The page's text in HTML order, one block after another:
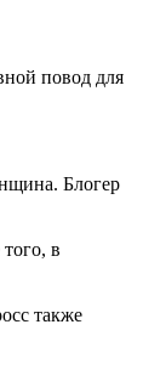
повод для
Блогер
в
также